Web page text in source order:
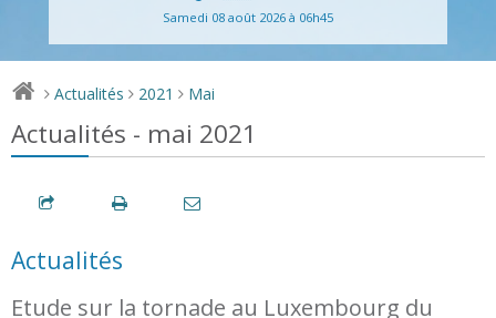
Samedi 08 août 2026 à 06h45
> Actualités > 2021 > Mai
Actualités - mai 2021
Actualités
Etude sur la tornade au Luxembourg du